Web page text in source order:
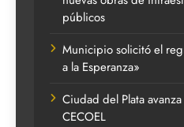
públicos
Municipio solicitó el
a la Esperanza»
Ciudad del Plata
CECOEL